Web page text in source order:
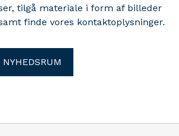
tilgå materiale i form af billeder
finde vores kontaktoplysninger.
NYHEDSRUM